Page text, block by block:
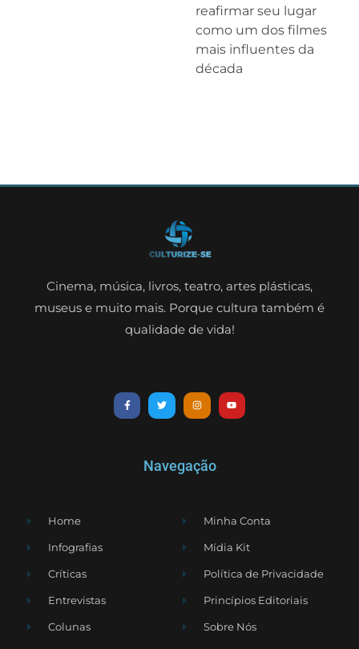
reafirmar seu lugar
como um dos filmes
mais influentes da
década
Cinema, música, livros, teatro, artes plásticas,
museus e muito mais. Porque cultura também é
qualidade de vida!
Navegação
Home
Infografias
Críticas
Entrevistas
Colunas
Minha Conta
Mídia Kit
Política de Privacidade
Princípios Editoriais
Sobre Nós